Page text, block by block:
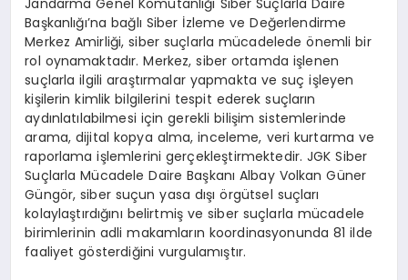
Jandarma Genel Komutanlığı Siber Suçlarla Daire
Başkanlığı’na bağlı Siber İzleme ve Değerlendirme
Merkez Amirliği, siber suçlarla mücadelede önemli bir
rol oynamaktadır. Merkez, siber ortamda işlenen
suçlarla ilgili araştırmalar yapmakta ve suç işleyen
kişilerin kimlik bilgilerini tespit ederek suçların
aydınlatılabilmesi için gerekli bilişim sistemlerinde
arama, dijital kopya alma, inceleme, veri kurtarma ve
raporlama işlemlerini gerçekleştirmektedir. JGK Siber
Suçlarla Mücadele Daire Başkanı Albay Volkan Güner
Güngör, siber suçun yasa dışı örgütsel suçları
kolaylaştırdığını belirtmiş ve siber suçlarla mücadele
birimlerinin adli makamların koordinasyonunda 81 ilde
faaliyet gösterdiğini vurgulamıştır.